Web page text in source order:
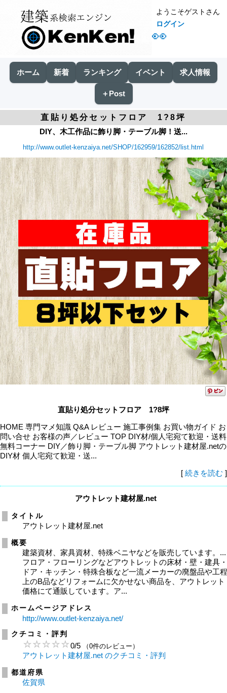
👀
ようこそゲストさん
ログイン
ホーム 新着 ランキング イベント 求人情報
＋Post
直貼り処分セットフロア 1?8坪
DIY、木工作品に飾り脚・テーブル脚！送...
http://www.outlet-kenzaiya.net/SHOP/162959/162852/list.html
直貼り処分セットフロア 1?8坪
HOME 専門マメ知識 Q&A レビュー 施工事例集 お買い物ガイド お
問い合せ お客様の声／レビュー TOP DIY材/個人宅宛て歓迎・送料
無料コーナー DIY／飾り脚・テーブル脚 アウトレット建材屋.netの
DIY材 個人宅宛て歓迎・送...
[ 続きを読む ]
アウトレット建材屋.net
タイトル
アウトレット建材屋.net
概要
建築資材、家具資材、特殊ベニヤなどを販売しています。...
フロア・フローリングなどアウトレットの床材・壁・建具
ドア・キッチン・特殊合板など一流メーカーの廃盤品や工
上のB品などリフォームに欠かせない商品を、アウトレット
価格にて通販しています。ア...
ホームページアドレス
http://www.outlet-kenzaiya.net/
クチコミ・評判
0/5 （0件のレビュー）
アウトレット建材屋.net のクチコミ・評判
都道府県
佐賀県